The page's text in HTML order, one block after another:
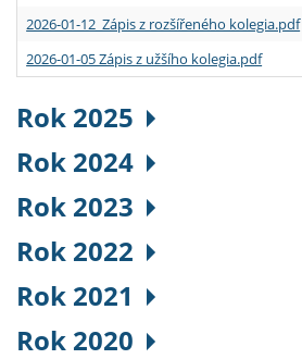
2026-01-12 Zápis z rozšířeného kolegia.pdf
2026-01-05 Zápis z užšího kolegia.pdf
Rok 2025
Rok 2024
Rok 2023
Rok 2022
Rok 2021
Rok 2020